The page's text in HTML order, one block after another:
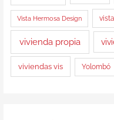
Vista Hermosa Design
vivienda propia
viviendas vis Yolombó